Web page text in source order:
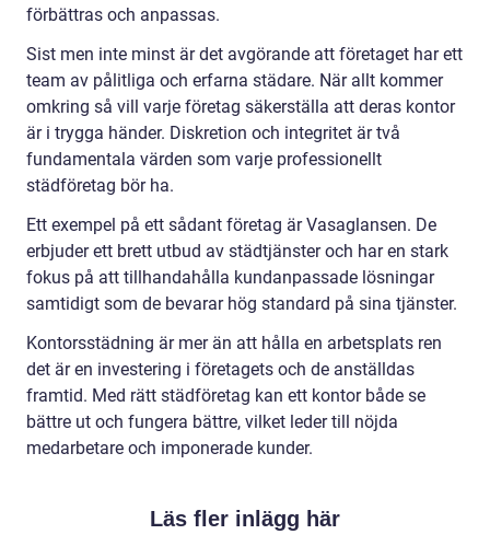
förbättras och anpassas.
Sist men inte minst är det avgörande att företaget har ett
team av pålitliga och erfarna städare. När allt kommer
omkring så vill varje företag säkerställa att deras kontor
är i trygga händer. Diskretion och integritet är två
fundamentala värden som varje professionellt
städföretag bör ha.
Ett exempel på ett sådant företag är Vasaglansen. De
erbjuder ett brett utbud av städtjänster och har en stark
fokus på att tillhandahålla kundanpassade lösningar
samtidigt som de bevarar hög standard på sina tjänster.
Kontorsstädning är mer än att hålla en arbetsplats ren
det är en investering i företagets och de anställdas
framtid. Med rätt städföretag kan ett kontor både se
bättre ut och fungera bättre, vilket leder till nöjda
medarbetare och imponerade kunder.
Läs fler inlägg här